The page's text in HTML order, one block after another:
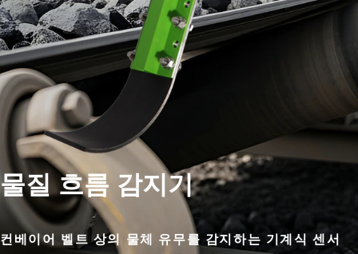
물질 흐름 감지기
컨베이어 벨트 상의 물체 유무를 감지하는 기계식 센서